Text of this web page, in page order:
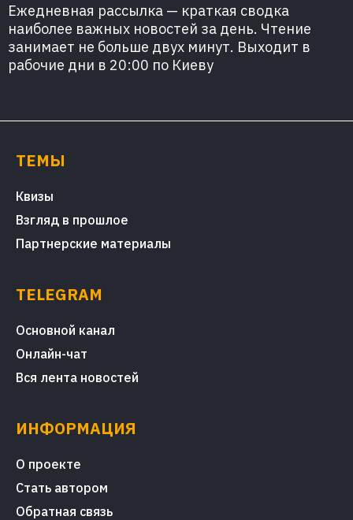
Ежедневная рассылка — краткая сводка
наиболее важных новостей за день. Чтение
занимает не больше двух минут. Выходит в
рабочие дни в 20:00 по Киеву
ТЕМЫ
Квизы
Взгляд в прошлое
Партнерские материалы
TELEGRAM
Основной канал
Онлайн-чат
Вся лента новостей
ИНФОРМАЦИЯ
О проекте
Стать автором
Обратная связь